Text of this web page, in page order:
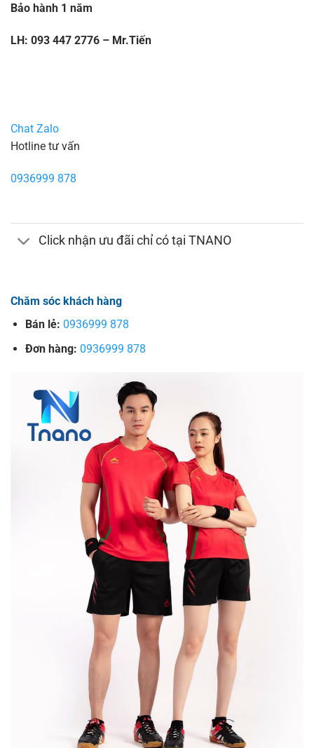
Bảo hành 1 năm
LH: 093 447 2776 – Mr.Tiến
Chat Zalo
Hotline tư vấn
0936999 878
Click nhận ưu đãi chỉ có tại TNANO
Chăm sóc khách hàng
Bán lẻ: 0936999 878
Đơn hàng: 0936999 878